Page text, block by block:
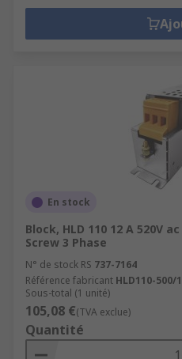
En stock
Block, HLD 110 12 A 520V
Screw 3 Phase
N° de stock RS 737-7164
Référence fabricant HLD110-500/
Sous-total (1 unité)
105,08 €(TVA exclue)
Quantité